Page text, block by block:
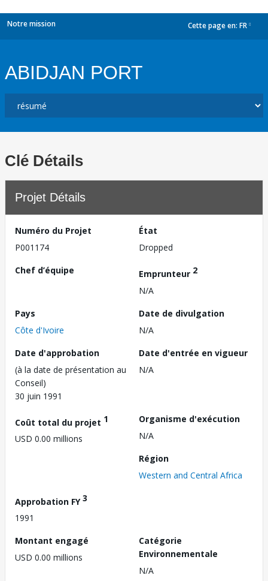
Notre mission Cette page en: FR
ABIDJAN PORT
Clé Détails
Projet Détails
Numéro du Projet
P001174
État
Dropped
Chef d’équipe
Emprunteur 2
N/A
Pays
Côte d'Ivoire
Date de divulgation
N/A
Date d'approbation
(à la date de présentation au
Conseil)
30 juin 1991
Date d'entrée en vigueur
N/A
Coût total du projet 1
USD 0.00 millions
Organisme d'exécution
N/A
Région
Western and Central Africa
Approbation FY3
1991
Montant engagé
USD 0.00 millions
Catégorie
Environnementale
N/A